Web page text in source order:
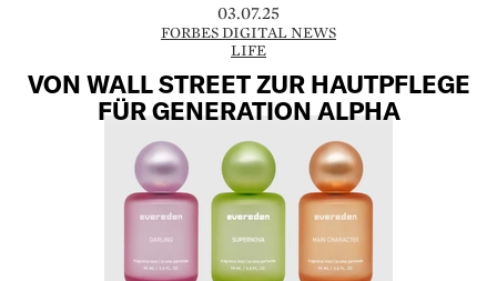
03.07.25
FORBES DIGITAL NEWS
LIFE
VON WALL STREET ZUR HAUTPFLEGE
FÜR GENERATION ALPHA